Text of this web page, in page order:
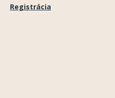
Registrácia